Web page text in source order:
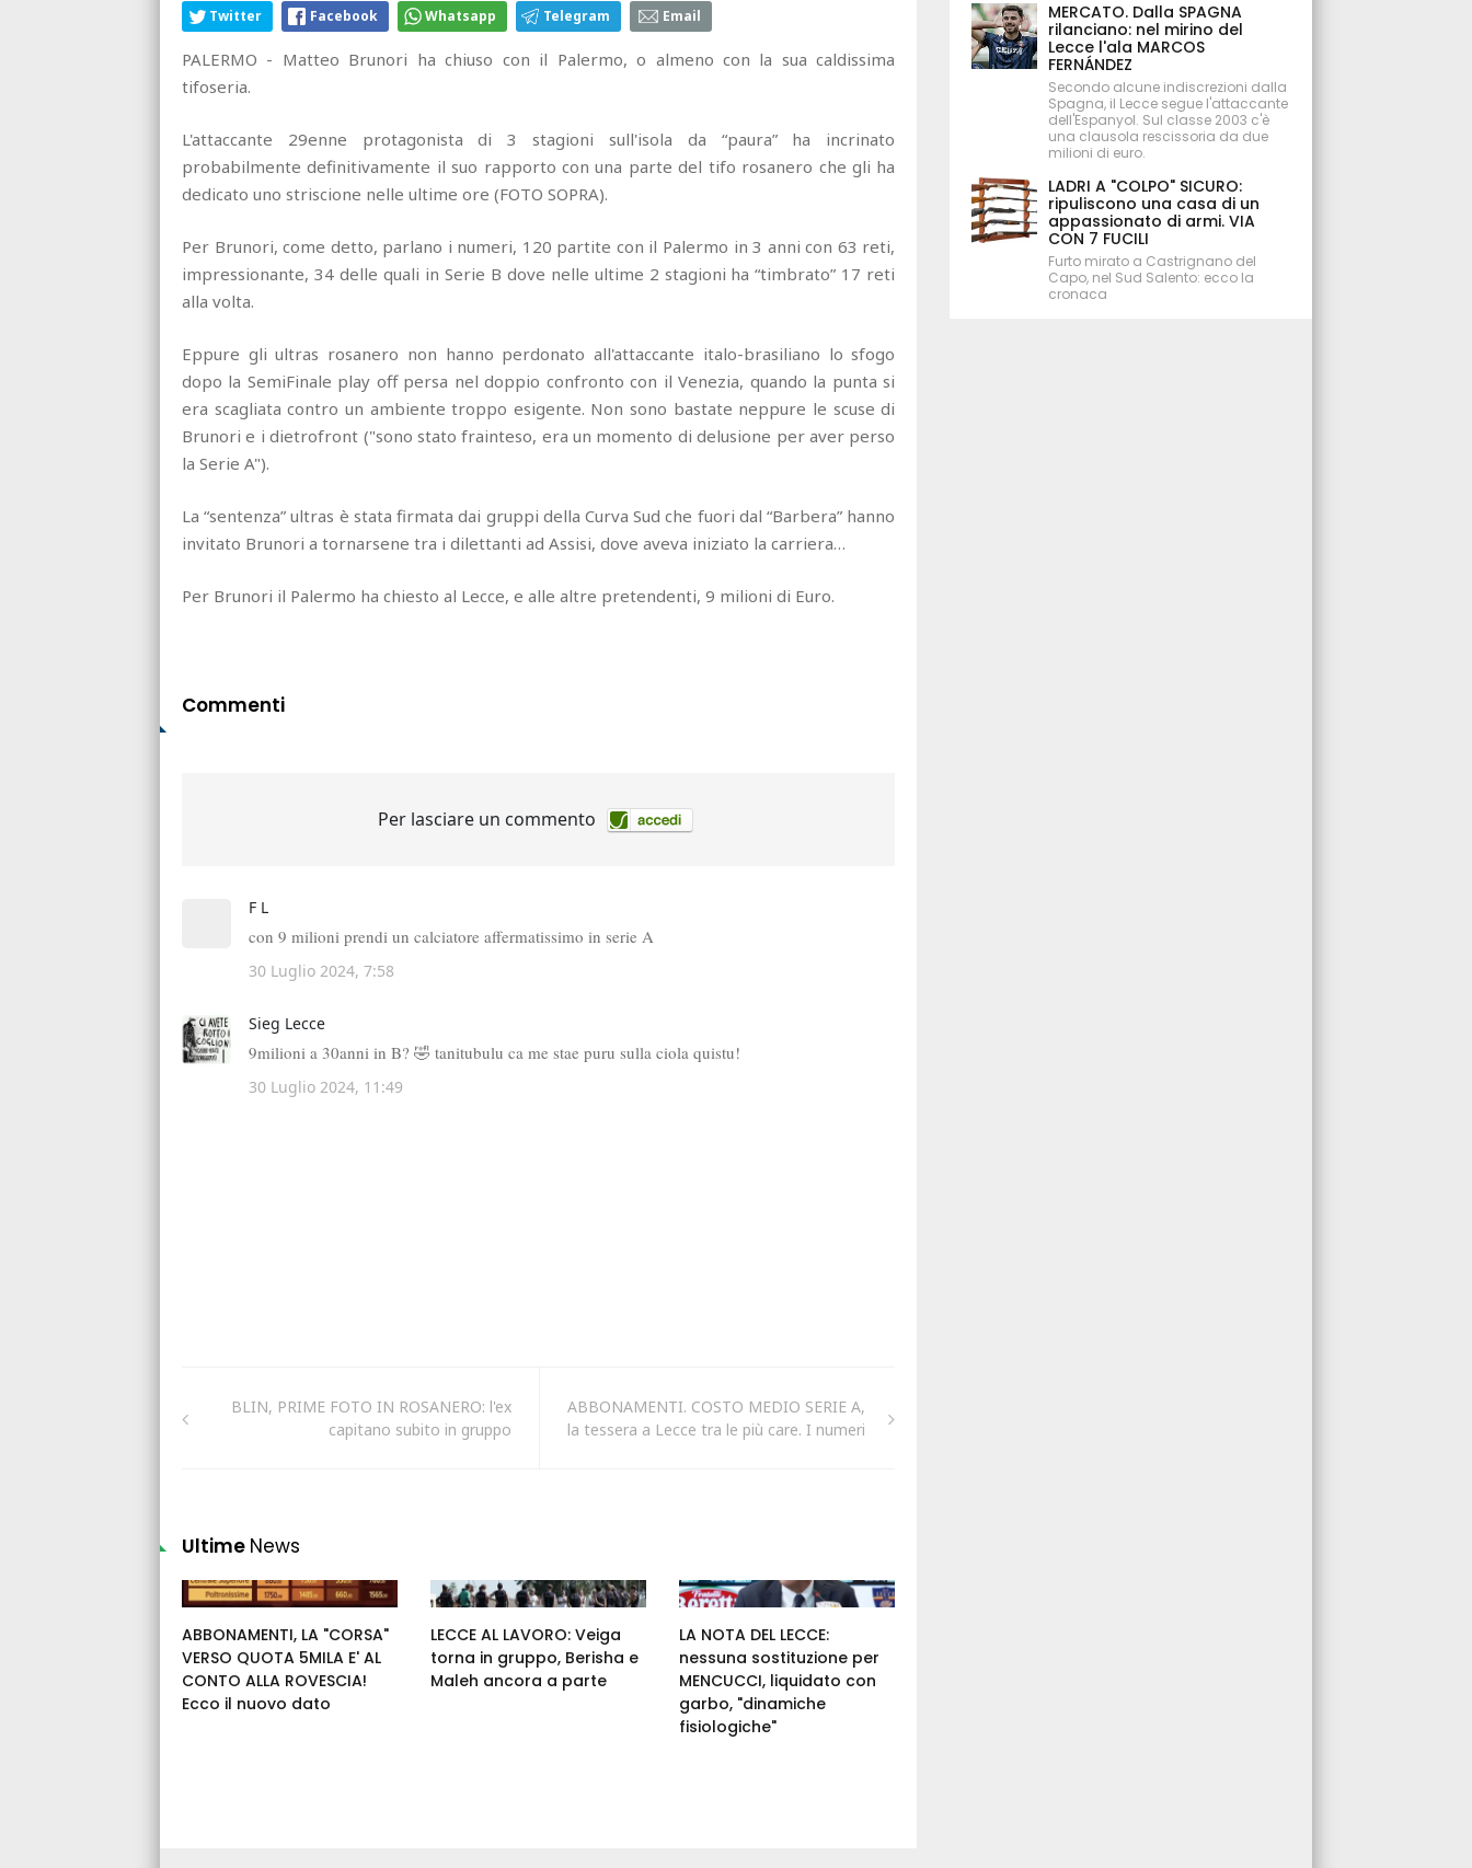
Twitter Facebook Whatsapp Telegram Email
PALERMO - Matteo Brunori ha chiuso con il Palermo, o almeno con la sua caldissima
tifoseria.
L'attaccante 29enne protagonista di 3 stagioni sull'isola da “paura” ha incrinato
probabilmente definitivamente il suo rapporto con una parte del tifo rosanero che gli ha
dedicato uno striscione nelle ultime ore (FOTO SOPRA).
Per Brunori, come detto, parlano i numeri, 120 partite con il Palermo in 3 anni con 63 reti,
impressionante, 34 delle quali in Serie B dove nelle ultime 2 stagioni ha “timbrato” 17 reti
alla volta.
Eppure gli ultras rosanero non hanno perdonato all'attaccante italo-brasiliano lo sfogo
dopo la SemiFinale play off persa nel doppio confronto con il Venezia, quando la punta si
era scagliata contro un ambiente troppo esigente. Non sono bastate neppure le scuse di
Brunori e i dietrofront ("sono stato frainteso, era un momento di delusione per aver perso
la Serie A").
La “sentenza” ultras è stata firmata dai gruppi della Curva Sud che fuori dal “Barbera” hanno
invitato Brunori a tornarsene tra i dilettanti ad Assisi, dove aveva iniziato la carriera…
Per Brunori il Palermo ha chiesto al Lecce, e alle altre pretendenti, 9 milioni di Euro.
Commenti
BLIN, PRIME FOTO IN ROSANERO: l'ex
capitano subito in gruppo
ABBONAMENTI. COSTO MEDIO SERIE A,
la tessera a Lecce tra le più care. I numeri
Ultime News
ABBONAMENTI, LA "CORSA"
VERSO QUOTA 5MILA E' AL
CONTO ALLA ROVESCIA!
Ecco il nuovo dato
LECCE AL LAVORO: Veiga
torna in gruppo, Berisha e
Maleh ancora a parte
LA NOTA DEL LECCE:
nessuna sostituzione per
MENCUCCI, liquidato con
garbo, "dinamiche
fisiologiche"
MERCATO. Dalla SPAGNA
rilanciano: nel mirino del
Lecce l'ala MARCOS
FERNÁNDEZ
Secondo alcune indiscrezioni dalla
Spagna, il Lecce segue l'attaccante
dell'Espanyol. Sul classe 2003 c'è
una clausola rescissoria da due
milioni di euro.
LADRI A "COLPO" SICURO:
ripuliscono una casa di un
appassionato di armi. VIA
CON 7 FUCILI
Furto mirato a Castrignano del
Capo, nel Sud Salento: ecco la
cronaca